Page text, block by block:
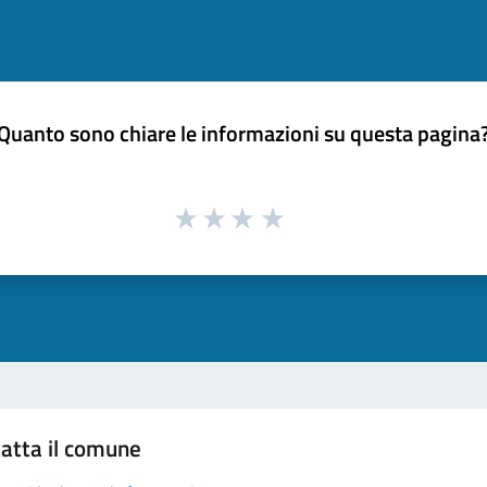
sono chiare le informazioni su questa
il comune